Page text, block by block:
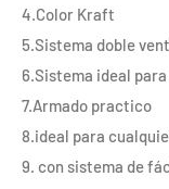
4.Color Kraft
5.Sistema doble
6.Sistema ideal
7.Armado practico
8.ideal para
9. con sistema de